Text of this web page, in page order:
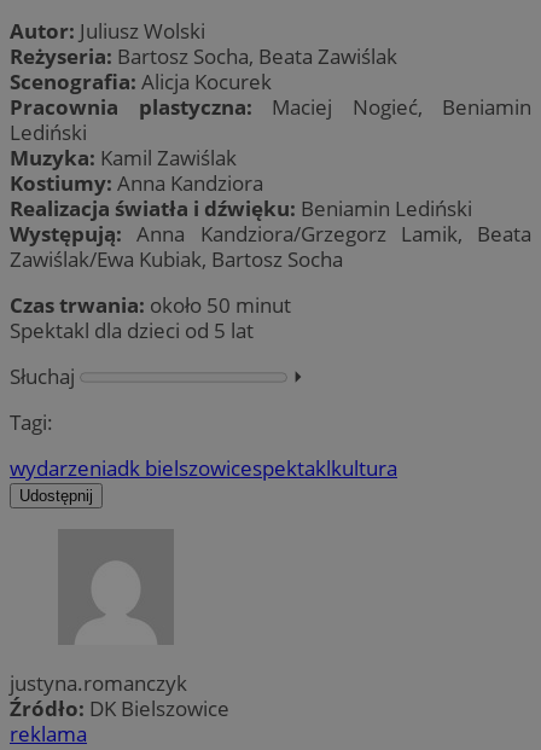
Autor: Juliusz Wolski
Reżyseria: Bartosz Socha, Beata Zawiślak
Scenografia: Alicja Kocurek
Pracownia plastyczna: Maciej Nogieć, Beniamin
Lediński
Muzyka: Kamil Zawiślak
Kostiumy: Anna Kandziora
Realizacja światła i dźwięku: Beniamin Lediński
Występują:Anna Kandziora/Grzegorz Lamik, Beata
Zawiślak/Ewa Kubiak, Bartosz Socha
Czas trwania: około 50 minut
Spektakl dla dzieci od 5 lat
Słuchaj
⏵︎
Tagi:
wydarzeniadk bielszowicespektaklkultura
Udostępnij
justyna.romanczyk
Źródło: DK Bielszowice
reklama